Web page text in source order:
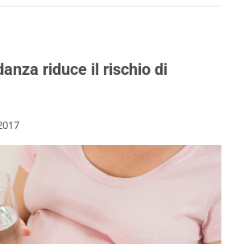
riduce il rischio di